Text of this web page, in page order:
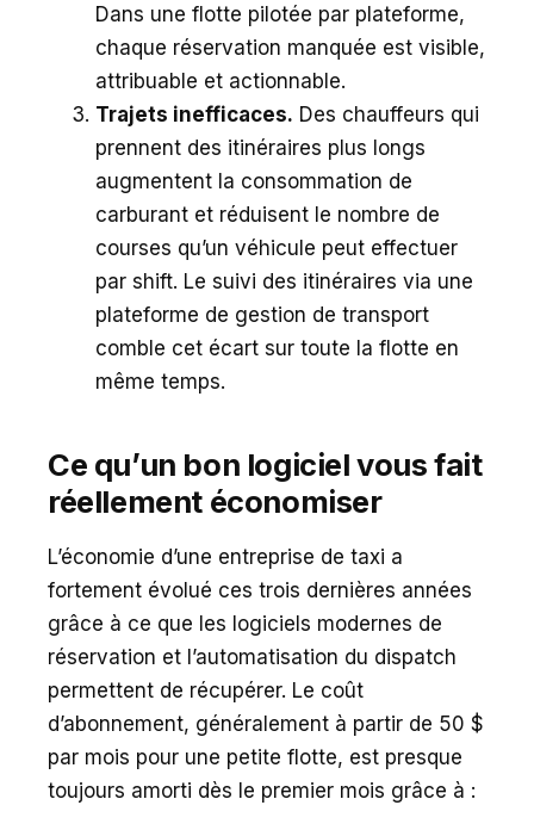
Dans une flotte pilotée par plateforme,
chaque réservation manquée est visible,
attribuable et actionnable.
Trajets inefficaces. Des chauffeurs qui
prennent des itinéraires plus longs
augmentent la consommation de
carburant et réduisent le nombre de
courses qu’un véhicule peut effectuer
par shift. Le suivi des itinéraires via une
plateforme de gestion de transport
comble cet écart sur toute la flotte en
même temps.
Ce qu’un bon logiciel vous fait
réellement économiser
L’économie d’une entreprise de taxi a
fortement évolué ces trois dernières années
grâce à ce que les logiciels modernes de
réservation et l’automatisation du dispatch
permettent de récupérer. Le coût
d’abonnement, généralement à partir de 50 $
par mois pour une petite flotte, est presque
toujours amorti dès le premier mois grâce à :